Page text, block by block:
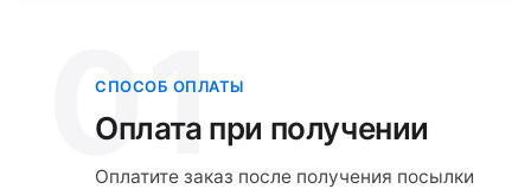
01
СПОСОБ ОПЛАТЫ
Оплата при получении
Оплатите заказ после получения посылки